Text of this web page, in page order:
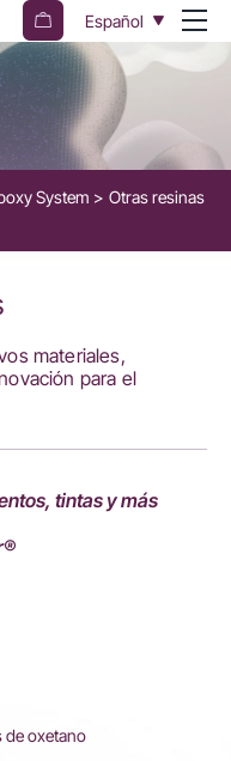
Español
System
Otras resinas
materiales,
para el
tintas y más
de oxetano